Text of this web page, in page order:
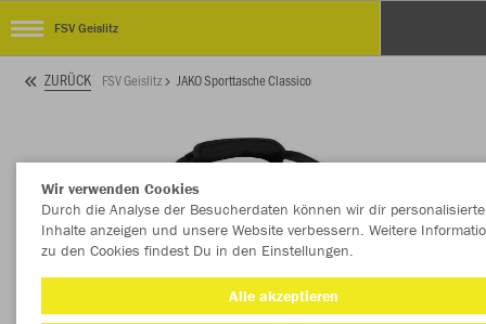
FSV Geislitz
ZURÜCK FSV Geislitz JAKO Sporttasche Classico
Wir verwenden Cookies
Durch die Analyse der Besucherdaten können wir dir personalisierte
Inhalte anzeigen und unsere Website verbessern. Weitere
zu den Cookies findest Du in den Einstellungen.
Alle akzeptieren